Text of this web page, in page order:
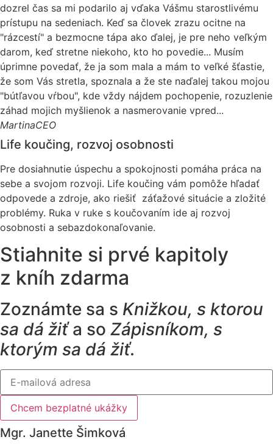
dozrel čas sa mi podarilo aj vďaka Vášmu starostlivému
prístupu na sedeniach. Keď sa človek zrazu ocitne na
"rázcestí" a bezmocne tápa ako ďalej, je pre neho veľkým
darom, keď stretne niekoho, kto ho povedie... Musím
úprimne povedať, že ja som mala a mám to veľké šťastie,
že som Vás stretla, spoznala a že ste naďalej takou mojou
"bútľavou vŕbou", kde vždy nájdem pochopenie, rozuzlenie
záhad mojich myšlienok a nasmerovanie vpred...
MartinaCEO
Life koučing, rozvoj osobnosti
Pre dosiahnutie úspechu a spokojnosti pomáha práca na
sebe a svojom rozvoji. Life koučing vám pomôže hľadať
odpovede a zdroje, ako riešiť záťažové situácie a zložité
problémy. Ruka v ruke s koučovaním ide aj rozvoj
osobnosti a sebazdokonaľovanie.
Stiahnite si prvé kapitoly
z kníh zdarma
Zoznámte sa s Knižkou, s ktorou
sa dá žiťa so Zápisníkom, s
ktorým sa dá žiť.
Chcem bezplatné ukážky
Mgr. Janette Šimková